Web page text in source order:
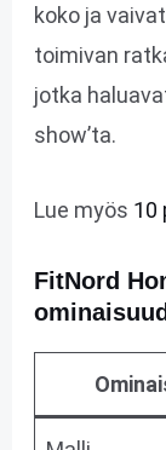
koko ja
toimivan
jotka
show’ta.
Lue myös 10
FitNord